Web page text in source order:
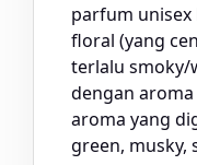
parfum unisex
floral (yang
terlalu smoky/
dengan aroma
aroma yang
green, musky,